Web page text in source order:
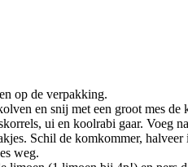
op de verpakking.
en snij met een groot mes
ui en koolrabi gaar. Voeg
Schil de komkommer,
weg.